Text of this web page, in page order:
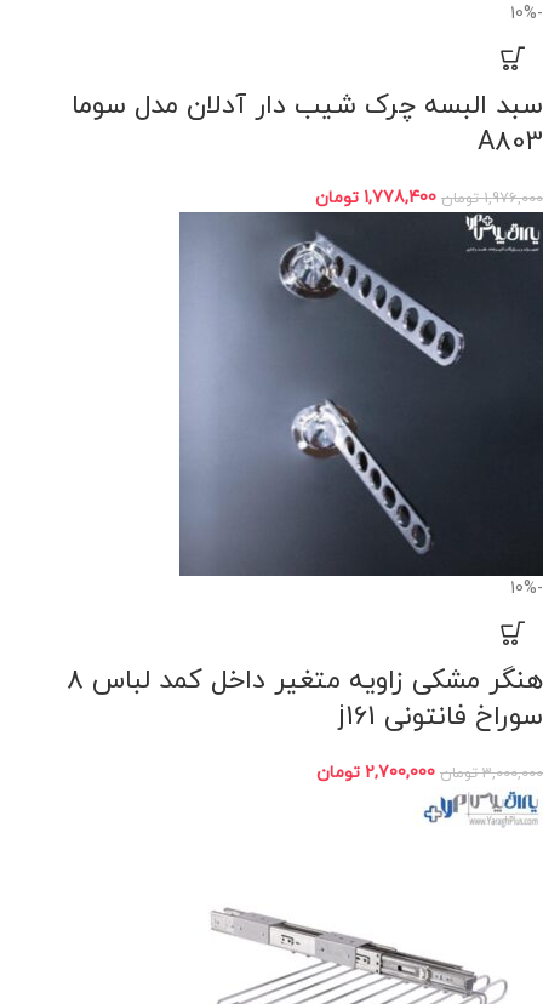
-10%
سبد اﻟﺒﺴﻪ چرک ﺷﯿﺐ دار آدلان مدل ﺳﻮﻣﺎ
A803
1,976,000 تومان 1,778,400 تومان
-10%
هنگر مشکی زاویه متغیر داخل کمد لباس 8
سوراخ فانتونی j161
3,000,000 تومان 2,700,000 تومان